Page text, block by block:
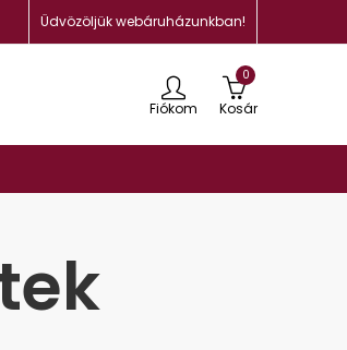
Üdvözöljük webáruházunkban!
Fiókom
0
Kosár